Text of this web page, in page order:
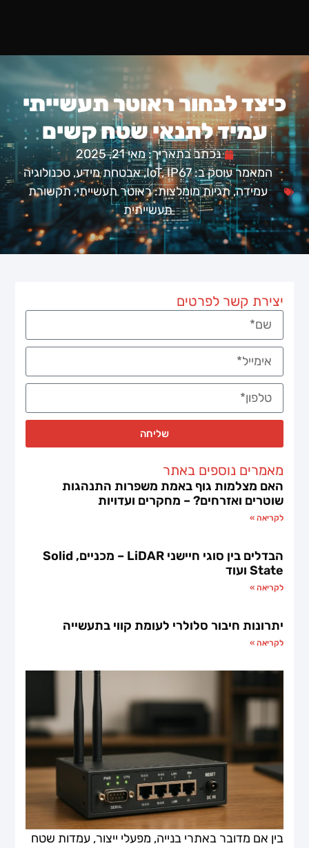
כיצד לבחור ראוטר תעשייתי
עמיד לתנאי שטח קשים
נכתב בתאריך:מאי 21, 2025
המאמר עוסק ב:
IoT,IP67
,אבטחת מידע,טכנולוגיה
עמידה,תגיות מומלצות: ראוטר תעשייתי,תקשורת
תעשייתית
בין אם מדובר באתרי בנייה, מפעלי ייצור, עמדות שטח
יצירת קשר לפרטים
שליחה
מאמרים נוספים באתר
האם מצלמות גוף באמת משפרות התנהגות
שוטרים ואזרחים? – מחקרים ועדויות
לקריאה »
הבדלים בין סוגי חיישני LiDAR – מכניים, Solid
State ועוד
לקריאה »
יתרונות חיבור סלולרי לעומת קווי בתעשייה
לקריאה »